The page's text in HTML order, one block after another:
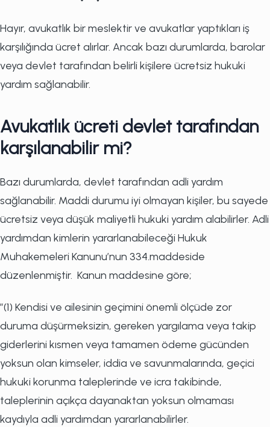
Hayır, avukatlık bir meslektir ve avukatlar yaptıkları iş
karşılığında ücret alırlar. Ancak bazı durumlarda, barolar
veya devlet tarafından belirli kişilere ücretsiz hukuki
yardım sağlanabilir.
Avukatlık ücreti devlet tarafından
karşılanabilir mi?
Bazı durumlarda, devlet tarafından adli yardım
sağlanabilir. Maddi durumu iyi olmayan kişiler, bu sayede
ücretsiz veya düşük maliyetli hukuki yardım alabilirler. Adli
yardımdan kimlerin yararlanabileceği Hukuk
Muhakemeleri Kanunu’nun 334.maddeside
düzenlenmiştir. Kanun maddesine göre;
”(1) Kendisi ve ailesinin geçimini önemli ölçüde zor
duruma düşürmeksizin, gereken yargılama veya takip
giderlerini kısmen veya tamamen ödeme gücünden
yoksun olan kimseler, iddia ve savunmalarında, geçici
hukuki korunma taleplerinde ve icra takibinde,
taleplerinin açıkça dayanaktan yoksun olmaması
kaydıyla adli yardımdan yararlanabilirler.